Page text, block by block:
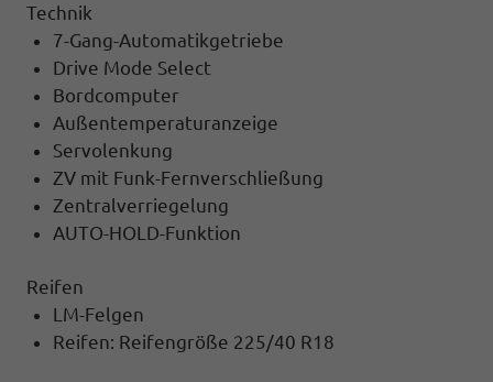
Technik
7-Gang-Automatikgetriebe
Drive Mode Select
Bordcomputer
Außentemperaturanzeige
Servolenkung
ZV mit Funk-Fernverschließung
Zentralverriegelung
AUTO-HOLD-Funktion
Reifen
LM-Felgen
Reifen: Reifengröße 225/40 R18